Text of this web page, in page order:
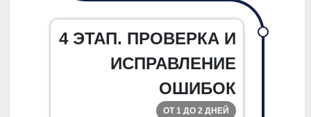
4 ЭТАП. ПРОВЕРКА И
ИСПРАВЛЕНИЕ
ОШИБОК
ОТ 1 ДО 2 ДНЕЙ